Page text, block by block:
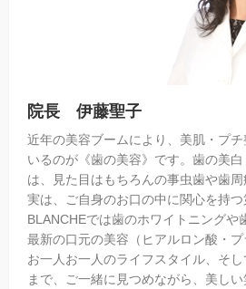
院長 伊藤聖子
近年の美容ブームにより、美肌・プ
いるのが《歯の美容》です。歯の美白
は、見た目はもちろんの事虫歯や歯
実は、ご自身のお口の中に関心を持つ
BLANCHEでは歯のホワイトニングや
最新の口元の美容（ヒアルロン酸・プ
お一人お一人のライフスタイル、そ
まで、ご一緒に見つめながら、美し